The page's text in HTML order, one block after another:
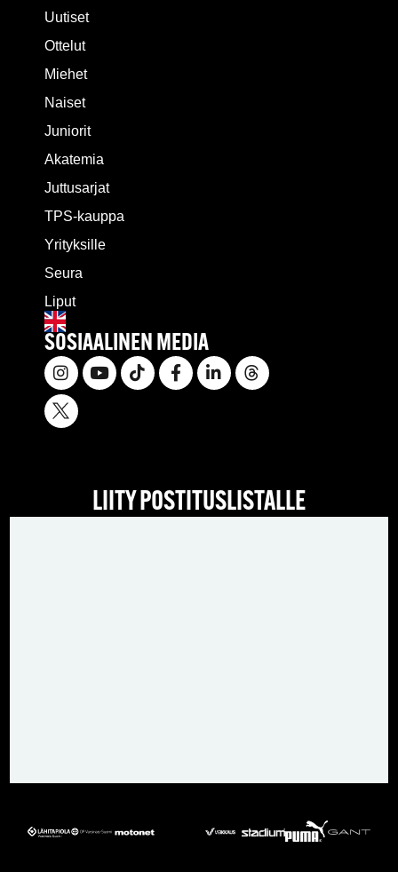
Uutiset
Ottelut
Miehet
Naiset
Juniorit
Akatemia
Juttusarjat
TPS-kauppa
Yrityksille
Seura
Liput
SOSIAALINEN MEDIA
LIITY POSTITUSLISTALLE